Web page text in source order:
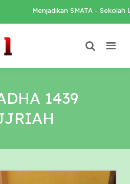
Menjadikan SMATA - Sekolah
1439